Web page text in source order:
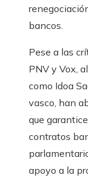
bancos.
Pese a las
PNV y Vox,
como Idoa
vasco, han
que
contratos
apoyo a la